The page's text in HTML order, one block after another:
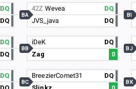
DQ
DQ
DQ
DQ
DQ
42Z Wevea
DQ
JVS_java
DQ
BA
iDeK
DQ
Zag
0
BB
BreezierComet31
DQ
BC
BI
BJ
BK